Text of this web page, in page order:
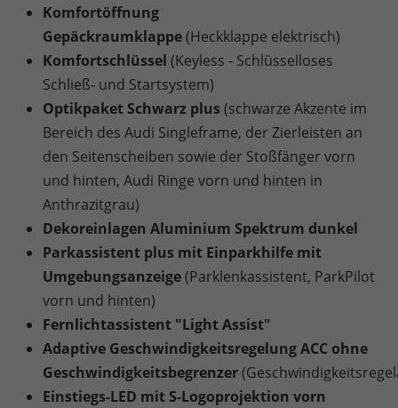
Komfortöffnung
Gepäckraumklappe(Heckklappe elektrisch)
Komfortschlüssel (Keyless - Schlüsselloses
Schließ- und Startsystem)
Optikpaket Schwarz plus (schwarze Akzente im
Bereich des Audi Singleframe, der Zierleisten an
den Seitenscheiben sowie der Stoßfänger vorn
und hinten, Audi Ringe vorn und hinten in
Anthrazitgrau)
Dekoreinlagen Aluminium Spektrum dunkel
Parkassistent plus mit Einparkhilfe mit
Umgebungsanzeige(Parklenkassistent, ParkPilot
vorn und hinten)
Fernlichtassistent "Light Assist"
Adaptive Geschwindigkeitsregelung ACC ohne
Geschwindigkeitsbegrenzer
Einstiegs-LED mit S-Logoprojektion vorn